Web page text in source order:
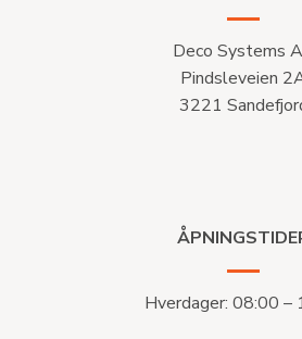
Deco Systems
Pindsleveien
3221
Hverdager: 08:00 –